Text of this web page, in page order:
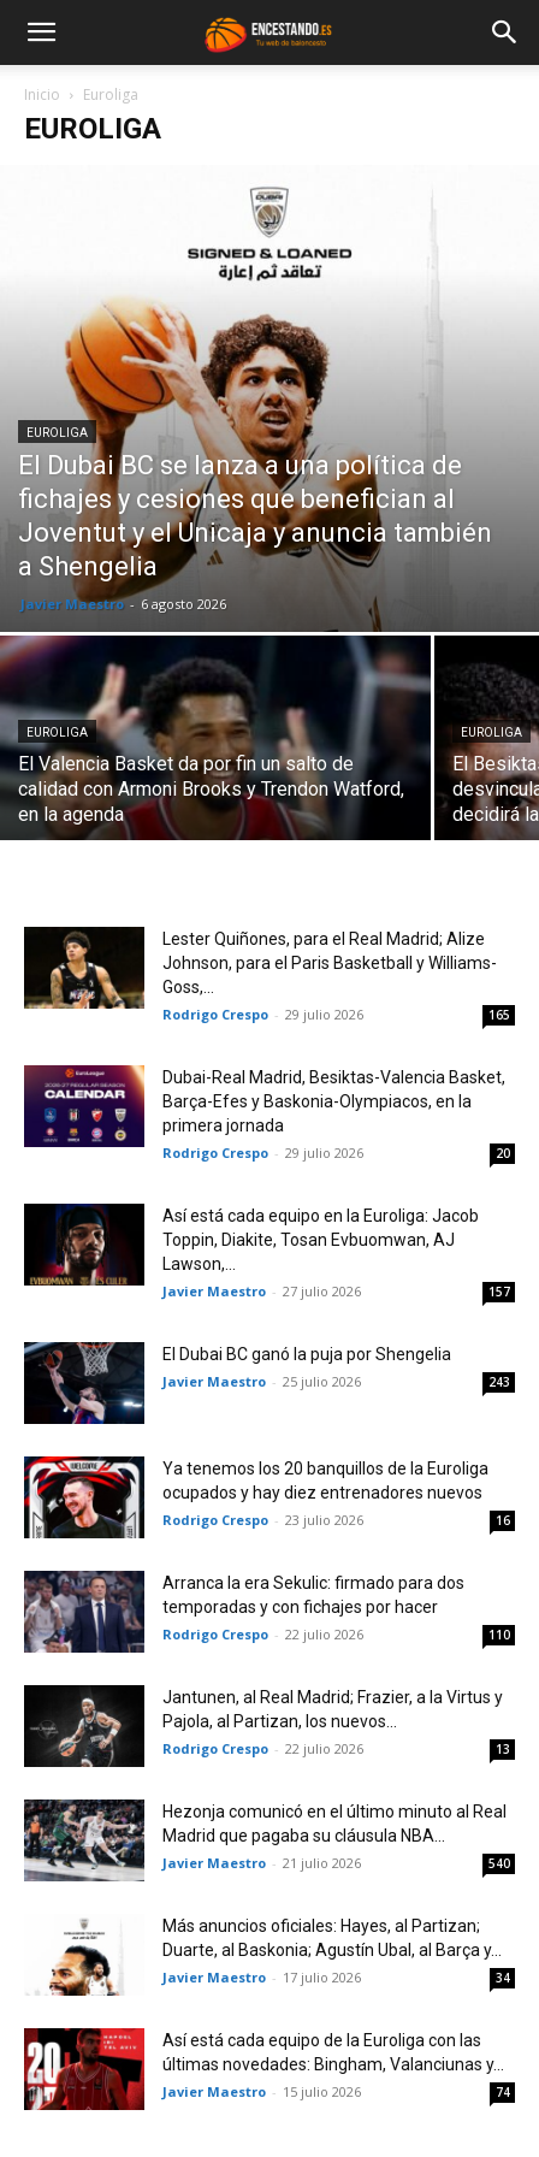
Inicio Euroliga
EUROLIGA
EUROLIGA
El Dubai BC se lanza a una política de
fichajes y cesiones que benefician al
Joventut y el Unicaja y anuncia también
a Shengelia
Javier Maestro - 6 agosto 2026
EUROLIGA
El Valencia Basket da por fin un salto de
calidad con Armoni Brooks y Trendon Watford,
en la agenda
EUROLIGA
El
decidirá
Lester Quiñones, para el Real Madrid; Alize
Johnson, para el Paris Basketball y Williams-
Goss,...
Rodrigo Crespo - 29 julio 2026 165
Dubai-Real Madrid, Besiktas-Valencia Basket,
Barça-Efes y Baskonia-Olympiacos, en la
primera jornada
Rodrigo Crespo - 29 julio 2026 20
Así está cada equipo en la Euroliga: Jacob
Toppin, Diakite, Tosan Evbuomwan, AJ
Lawson,...
Javier Maestro - 27 julio 2026 157
El Dubai BC ganó la puja por Shengelia
Javier Maestro - 25 julio 2026 243
Ya tenemos los 20 banquillos de la Euroliga
ocupados y hay diez entrenadores nuevos
Rodrigo Crespo - 23 julio 2026 16
Arranca la era Sekulic: firmado para dos
temporadas y con fichajes por hacer
Rodrigo Crespo - 22 julio 2026 110
Jantunen, al Real Madrid; Frazier, a la Virtus y
Pajola, al Partizan, los nuevos...
Rodrigo Crespo - 22 julio 2026 13
Hezonja comunicó en el último minuto al Real
Madrid que pagaba su cláusula NBA...
Javier Maestro - 21 julio 2026 540
Más anuncios oficiales: Hayes, al Partizan;
Duarte, al Baskonia; Agustín Ubal, al Barça y...
Javier Maestro - 17 julio 2026 34
Así está cada equipo de la Euroliga con las
últimas novedades: Bingham, Valanciunas y...
Javier Maestro - 15 julio 2026 74